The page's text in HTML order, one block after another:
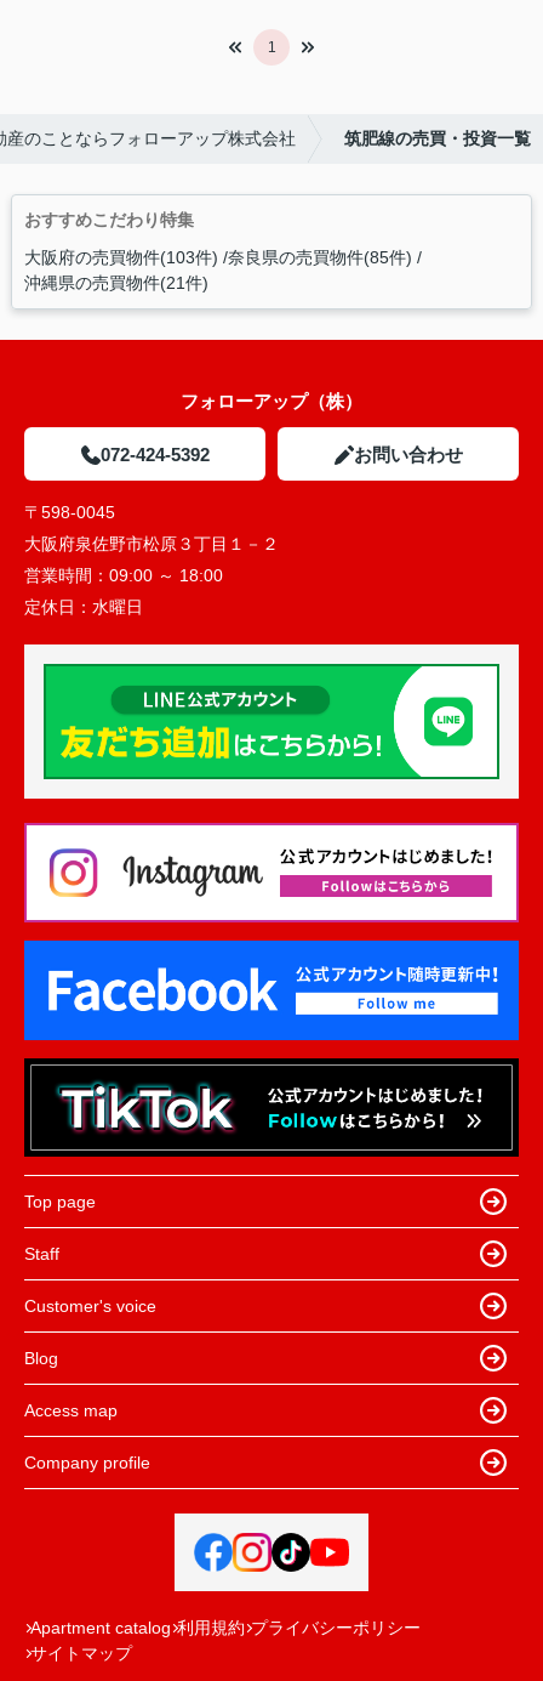
1
産のことならフォローアップ株式会社 筑肥線の売買・投資一覧
おすすめこだわり特集
大阪府の売買物件(103件) 奈良県の売買物件(85件)
沖縄県の売買物件(21件)
フォローアップ（株）
072-424-5392 お問い合わせ
〒598-0045
大阪府泉佐野市松原３丁目１－２
営業時間： 09:00 ～ 18:00
定休日： 水曜日
Top page
Staff
Customer's voice
Blog
Access map
Company profile
Apartment catalog 利用規約 プライバシーポリシー
サイトマップ